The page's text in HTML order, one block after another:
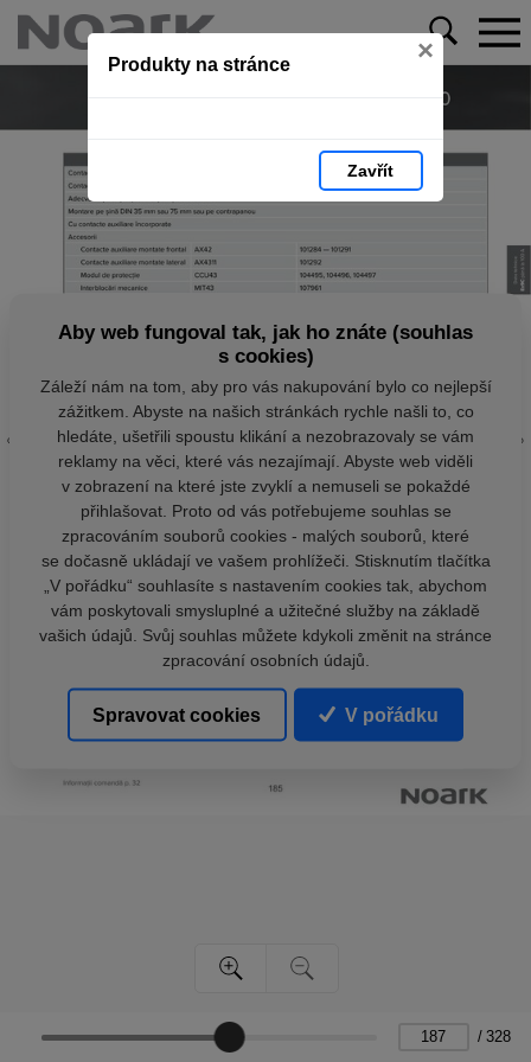
Produkty na stránce ×
Zavřít
/ 328
Aby web fungoval tak, jak ho znáte (souhlas
s cookies)
Záleží nám na tom, aby pro vás nakupování bylo co nejlepší
zážitkem. Abyste na našich stránkách rychle našli to, co
hledáte, ušetřili spoustu klikání a nezobrazovaly se vám
reklamy na věci, které vás nezajímají. Abyste web viděli
v zobrazení na které jste zvyklí a nemuseli se pokaždé
přihlašovat. Proto od vás potřebujeme souhlas se
zpracováním souborů cookies - malých souborů, které
se dočasně ukládají ve vašem prohlížeči. Stisknutím tlačítka
„V pořádku“ souhlasíte s nastavením cookies tak, abychom
vám poskytovali smysluplné a užitečné služby na základě
vašich údajů. Svůj souhlas můžete kdykoli změnit na stránce
zpracování osobních údajů.
Spravovat cookies V pořádku